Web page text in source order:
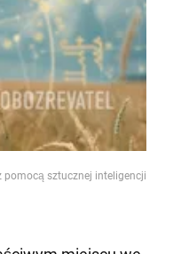
pomocą sztucznej inteligencji